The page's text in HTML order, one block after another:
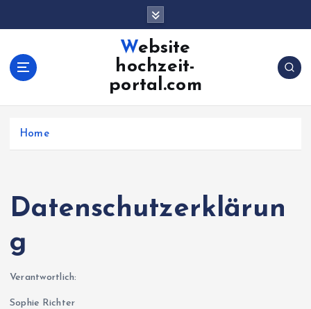
c
Website
hochzeit-
portal.com
Home
Datenschutzerklärun
g
Verantwortlich:
Sophie Richter